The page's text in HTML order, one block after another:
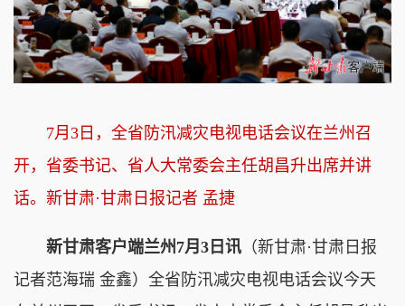
7月3日，全省防汛减灾电视电话会议在兰州召
开，省委书记、省人大常委会主任胡昌升出席并讲
话。新甘肃·甘肃日报记者 孟捷
新甘肃客户端兰州7月3日讯 （新甘肃·甘肃日报
记者范海瑞 金鑫）全省防汛减灾电视电话会议今天